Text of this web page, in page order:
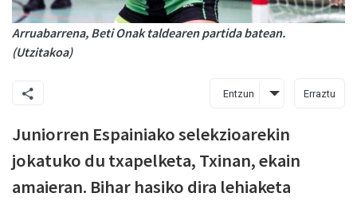
Arruabarrena, Beti Onak taldearen partida batean.
(Utzitakoa)
Entzun Erraztu
Juniorren Espainiako selekzioarekin
jokatuko du txapelketa, Txinan, ekain
amaieran. Bihar hasiko dira lehiaketa